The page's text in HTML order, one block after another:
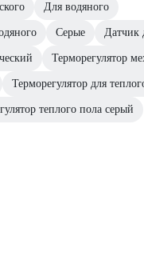
Для водяного
Серые Датчик
Терморегулятор
Терморегулятор для
теплого пола серый